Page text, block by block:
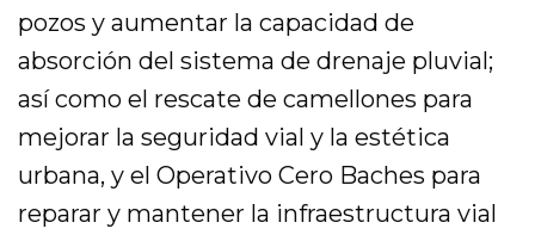
pozos y aumentar la capacidad de
absorción del sistema de drenaje pluvial;
así como el rescate de camellones para
mejorar la seguridad vial y la estética
urbana, y el Operativo Cero Baches para
reparar y mantener la infraestructura vial